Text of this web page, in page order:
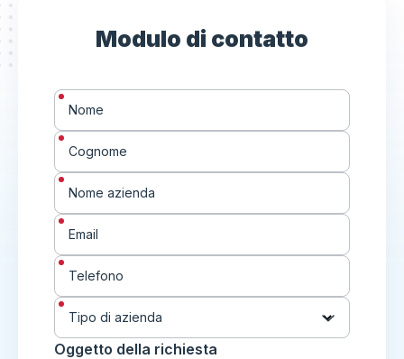
Modulo di contatto
"*
Nome*
Cognome*
Nome azienda*
Email*
Telefono*
Tipo di azienda*
Oggetto della richiesta